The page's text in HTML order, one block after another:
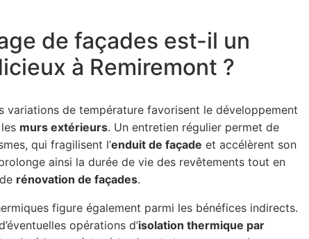
de façades est-il un
à Remiremont ?
variations de température favorisent le développement
murs extérieurs. Un entretien régulier permet de
qui fragilisent l’enduit de façade et accélèrent son
ainsi la durée de vie des revêtements tout en
rénovation de façades.
figure également parmi les bénéfices indirects.
opérations d’isolation thermique par